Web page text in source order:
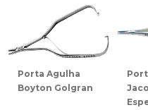
Porta Agulha
Boyton Golgran